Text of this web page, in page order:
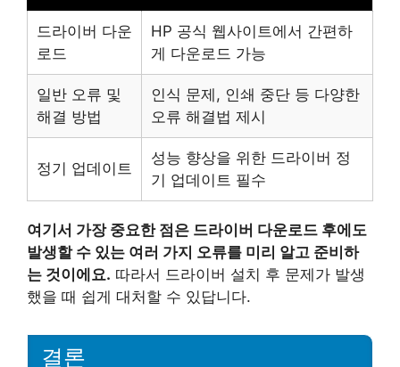
드라이버 다운
로드
HP 공식 웹사이트에서 간편하
게 다운로드 가능
일반 오류 및
해결 방법
인식 문제, 인쇄 중단 등 다양한
오류 해결법 제시
정기 업데이트
성능 향상을 위한 드라이버 정
기 업데이트 필수
여기서 가장 중요한 점은 드라이버 다운로드 후에도
발생할 수 있는 여러 가지 오류를 미리 알고 준비하
는 것이에요. 따라서 드라이버 설치 후 문제가 발생
했을 때 쉽게 대처할 수 있답니다.
결론